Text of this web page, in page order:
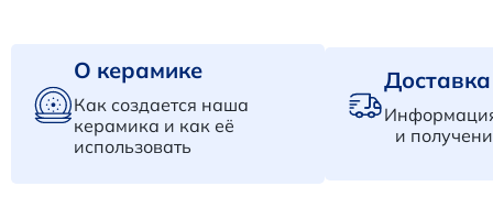
О керамике
Как создается наша
керамика и как её
использовать
и